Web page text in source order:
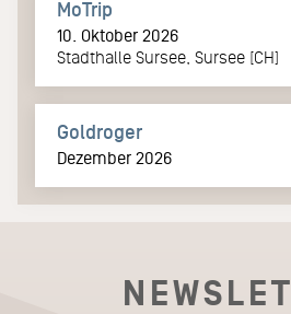
MoTrip
10. Oktober 2026
Stadthalle Sursee, Sursee [CH]
Goldroger
Dezember 2026